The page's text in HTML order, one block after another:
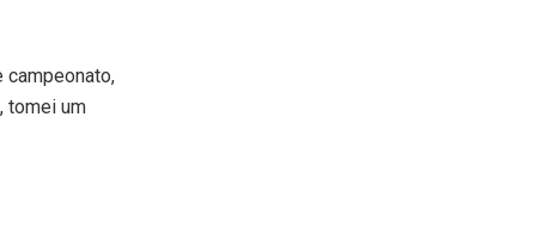
campeonato,
tomei um